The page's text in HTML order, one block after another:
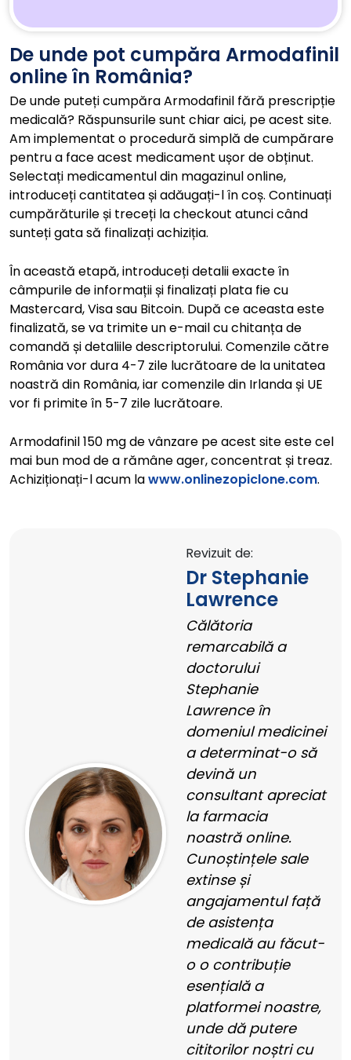
De unde pot cumpăra Armodafinil
online în România?
De unde puteți cumpăra Armodafinil fără prescripție
medicală? Răspunsurile sunt chiar aici, pe acest site.
Am implementat o procedură simplă de cumpărare
pentru a face acest medicament ușor de obținut.
Selectați medicamentul din magazinul online,
introduceți cantitatea și adăugați-l în coș. Continuați
cumpărăturile și treceți la checkout atunci când
sunteți gata să finalizați achiziția.
În această etapă, introduceți detalii exacte în
câmpurile de informații și finalizați plata fie cu
Mastercard, Visa sau Bitcoin. După ce aceasta este
finalizată, se va trimite un e-mail cu chitanța de
comandă și detaliile descriptorului. Comenzile către
România vor dura 4-7 zile lucrătoare de la unitatea
noastră din România, iar comenzile din Irlanda și UE
vor fi primite în 5-7 zile lucrătoare.
Armodafinil 150 mg de vânzare pe acest site este cel
mai bun mod de a rămâne ager, concentrat și treaz.
Achiziționați-l acum lawww.onlinezopiclone.com.
Revizuit de:
Dr Stephanie
Lawrence
Călătoria
remarcabilă a
doctorului
Stephanie
Lawrence în
domeniul medicinei
a determinat-o să
devină un
consultant apreciat
la farmacia
noastră online.
Cunoștințele sale
extinse și
angajamentul față
de asistența
medicală au făcut-
o o contribuție
esențială a
platformei noastre,
unde dă putere
cititorilor noștri cu